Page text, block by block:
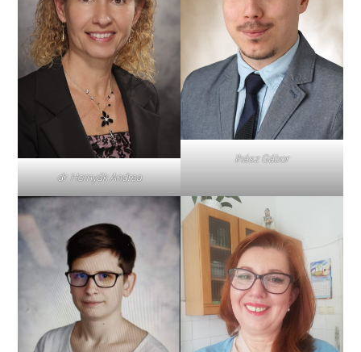
dr. Hornyák Andrea
Ihász Gábor